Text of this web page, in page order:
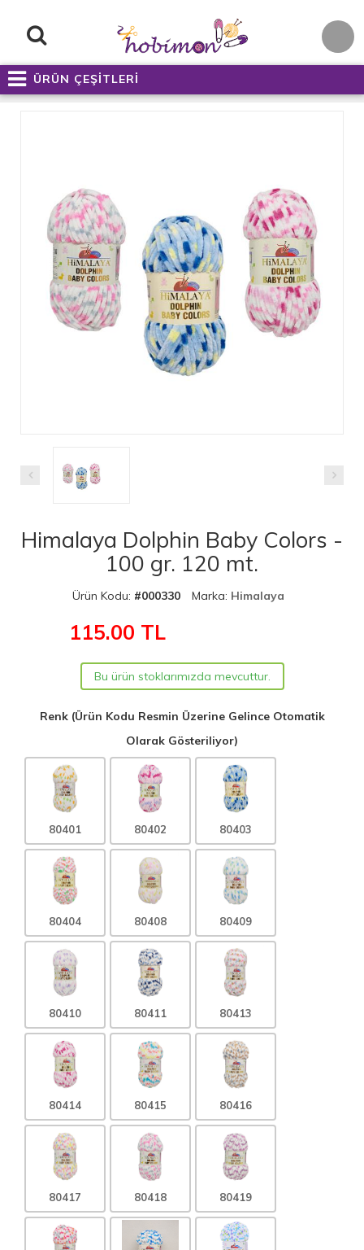
ÜRÜN ÇEŞİTLERİ
Himalaya Dolphin Baby Colors -
100 gr. 120 mt.
Ürün Kodu: #000330 Marka: Himalaya
115.00 TL
Bu ürün stoklarımızda mevcuttur.
Renk (Ürün Kodu Resmin Üzerine Gelince Otomatik
Olarak Gösteriliyor)
80401 80402 80403
80404 80408 80409
80410 80411 80413
80414 80415 80416
80417 80418 80419